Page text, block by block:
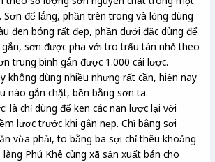
để lắng, phần trên trong và lỏng dùng
đen bóng rất đẹp, phần dưới đặc dùng để
gắn, sơn được pha với tro trấu tán nhỏ theo
trung bình gắn được 1.000 cái lược.
không dùng nhiều nhưng rất cần, hiện nay
nào gắn chặt, bền bằng sơn ta.
là chỉ dùng để ken các nan lược lại với
lược trước khi gắn nẹp. Chỉ bằng sợi
vừa phải, to bằng ba sợi chỉ thêu khoảng
Phú Khê cùng xã sản xuất bán cho